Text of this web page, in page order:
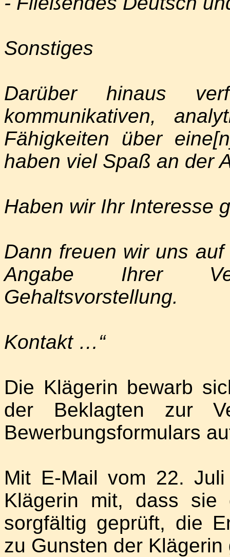
Sonstiges
Darüber hinaus
kommunikativen,
Fähigkeiten über
haben viel Spaß an der
Haben wir Ihr Interesse
Dann freuen wir uns
Angabe Ihrer
Gehaltsvorstellung.
Kontakt …“
Die Klägerin bewarb
der Beklagten zur
Bewerbungsformulars
Mit E-Mail vom 22.
Klägerin mit, dass sie
sorgfältig geprüft, die
zu Gunsten der